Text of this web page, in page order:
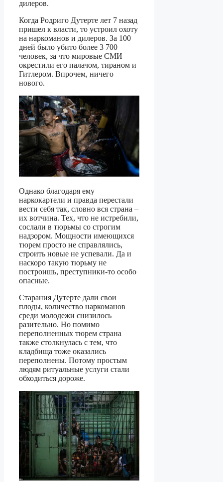
дилеров.
Когда Родриго Дутерте лет 7 назад
пришел к власти, то устроил охоту
на наркоманов и дилеров. За 100
дней было убито более 3 700
человек, за что мировые СМИ
окрестили его палачом, тираном и
Гитлером. Впрочем, ничего
нового.
Однако благодаря ему
наркокартели и правда перестали
вести себя так, словно вся страна –
их вотчина. Тех, что не истребили,
сослали в тюрьмы со строгим
надзором. Мощности имеющихся
тюрем просто не справлялись,
строить новые не успевали. Да и
наскоро такую тюрьму не
построишь, преступники-то особо
опасные.
Старания Дутерте дали свои
плоды, количество наркоманов
среди молодежи снизилось
разительно. Но помимо
переполненных тюрем страна
также столкнулась с тем, что
кладбища тоже оказались
переполнены. Потому простым
людям ритуальные услуги стали
обходиться дороже.